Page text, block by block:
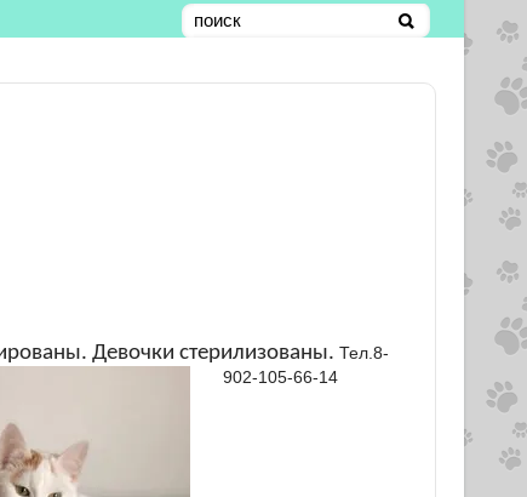
Девочки стерилизованы. Тел.8-
902-105-66-14